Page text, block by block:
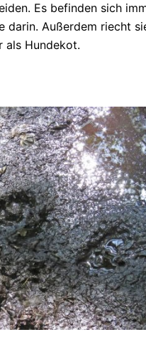
Es befinden sich
darin. Außerdem riecht
als Hundekot.